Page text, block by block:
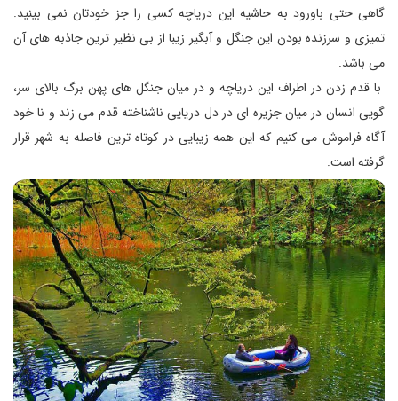
گاهی حتی باورود به حاشیه این دریاچه كسی را جز خودتان نمی بینید.
تمیزی و سرزنده بودن این جنگل و آبگیر زیبا از بی نظیر ترین جاذبه های آن
می باشد.
با قدم زدن در اطراف این دریاچه و در میان جنگل های پهن برگ بالای سر،
گویی انسان در میان جزیره ای در دل دریایی ناشناخته قدم می زند و نا خود
آگاه فراموش می كنیم كه این همه زیبایی در كوتاه ترین فاصله به شهر قرار
گرفته است.